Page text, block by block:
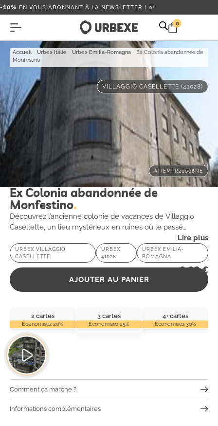
-10% EN VOUS ABONNANT À LA NEWSLETTER ! 🎉
0
Accueil - Urbex Italie - Urbex Emilia-Romagna - Ex Colonia abandonnée de
Monfestino
VILLAGGIO CASELLETTE (41028)
#ITEMPR20006NE
Ex Colonia abandonnée de
Monfestino
Découvrez l’ancienne colonie de vacances de Villaggio
Casellette, un lieu mystérieux en ruines où le passé
s’entrelace avec la nature. Une exploration urbaine
fascinante vous attend !
URBEX VILLAGGIO
CASELLETTE
URBEX
41028
URBEX EMILIA-
ROMAGNA
2,99€
AJOUTER AU PANIER
2 cartes
Économisez 20%
3 cartes
Économisez 25%
4+ cartes
Économisez 30%
Comment ça marche ?
Informations complémentaires